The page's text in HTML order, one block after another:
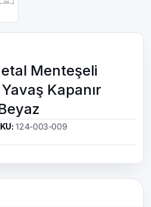
Menteşeli
Kapanır
: 124-003-009